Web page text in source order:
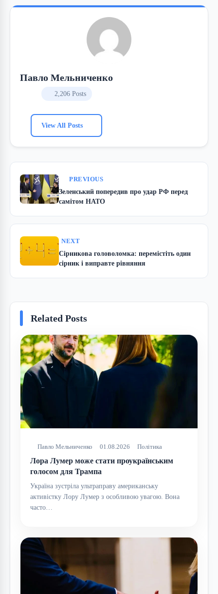
Павло Мельниченко
2,206 Posts
View All Posts
PREVIOUS
Зеленський попередив про удар РФ перед
самітом НАТО
NEXT
Сірникова головоломка: перемістіть один
сірник і виправте рівняння
Related Posts
Павло Мельниченко 01.08.2026 Політика
Лора Лумер може стати проукраїнським
голосом для Трампа
Україна зустріла ультраправу американську
активістку Лору Лумер з особливою увагою. Вона
часто…